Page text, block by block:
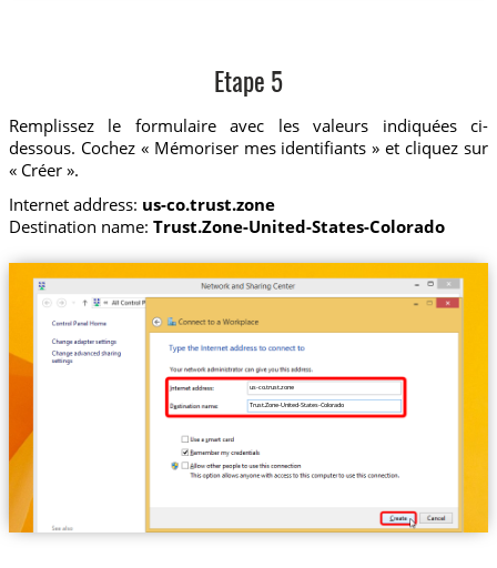
Etape 5
Remplissez le formulaire avec les valeurs indiquées ci-
dessous. Cochez « Mémoriser mes identifiants » et cliquez sur
« Créer ».
Internet address: us-co.trust.zone
Destination name: Trust.Zone-United-States-Colorado
us-co.trust.zone
Trust.Zone-United-States-Colorado